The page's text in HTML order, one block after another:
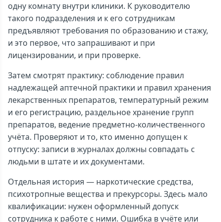
одну комнату внутри клиники. К руководителю
такого подразделения и к его сотрудникам
предъявляют требования по образованию и стажу,
и это первое, что запрашивают и при
лицензировании, и при проверке.
Затем смотрят практику: соблюдение правил
надлежащей аптечной практики и правил хранения
лекарственных препаратов, температурный режим
и его регистрацию, раздельное хранение групп
препаратов, ведение предметно-количественного
учёта. Проверяют и то, кто именно допущен к
отпуску: записи в журналах должны совпадать с
людьми в штате и их документами.
Отдельная история — наркотические средства,
психотропные вещества и прекурсоры. Здесь мало
квалификации: нужен оформленный допуск
сотрудника к работе с ними. Ошибка в учёте или